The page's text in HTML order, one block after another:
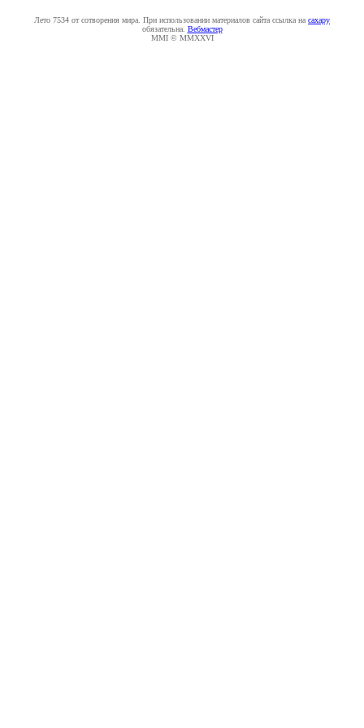
Лето 7534 от сотворения мира. При использовании материалов сайта ссылка на caxapу
обязательна. Вебмастер
MMI © MMXXVI